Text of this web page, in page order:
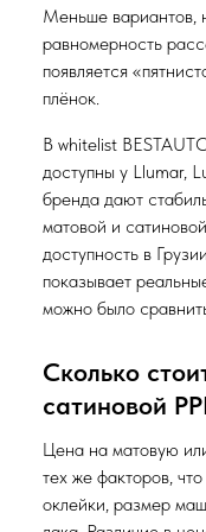
Меньше вариантов,
равномерность
появляется
плёнок.
В whitelist
доступны у Llumar,
бренда дают
матовой и
доступность в
показывает
можно было
Сколько
сатиновой
Цена на матовую
тех же факторов,
оклейки, размер